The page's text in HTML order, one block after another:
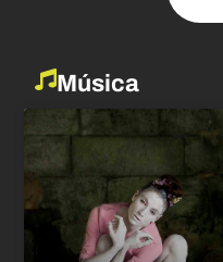
Música